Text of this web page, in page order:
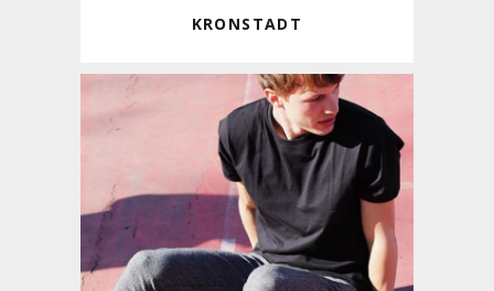
KRONSTADT